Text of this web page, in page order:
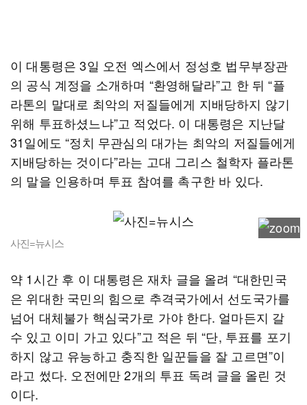
이 대통령은 3일 오전 엑스에서 정성호 법무부장관
의 공식 계정을 소개하며 “환영해달라”고 한 뒤 “플
라톤의 말대로 최악의 저질들에게 지배당하지 않기
위해 투표하셨느냐”고 적었다. 이 대통령은 지난달
31일에도 “정치 무관심의 대가는 최악의 저질들에게
지배당하는 것이다”라는 고대 그리스 철학자 플라톤
의 말을 인용하며 투표 참여를 촉구한 바 있다.
사진=뉴시스
약 1시간 후 이 대통령은 재차 글을 올려 “대한민국
은 위대한 국민의 힘으로 추격국가에서 선도국가를
넘어 대체불가 핵심국가로 가야 한다. 얼마든지 갈
수 있고 이미 가고 있다”고 적은 뒤 “단, 투표를 포기
하지 않고 유능하고 충직한 일꾼들을 잘 고르면”이
라고 썼다. 오전에만 2개의 투표 독려 글을 올린 것
이다.